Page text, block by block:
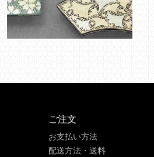
ご注文
お支払い方法
配送方法・送料